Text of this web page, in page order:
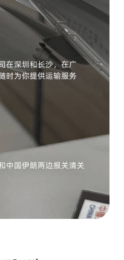
在深圳和长沙，在广
时为你提供运输服务
中国伊朗两边报关清关